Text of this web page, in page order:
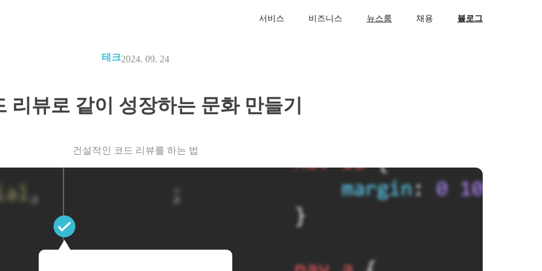
서비스 비즈니스 뉴스룸 채용 블로그
테크2024. 09. 24
리뷰로 같이 성장하는 문화 만들기
건설적인 코드 리뷰를 하는 법